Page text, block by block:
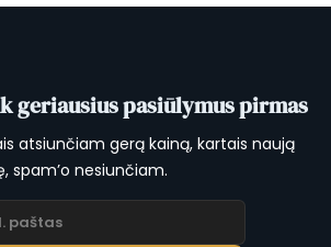
geriausius pasiūlymus pirmas
atsiunčiam gerą kainą, kartais naują
spam’o nesiunčiam.